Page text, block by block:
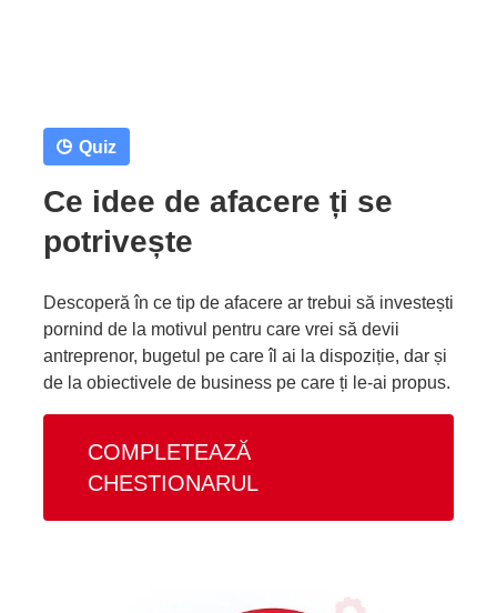
Quiz
Ce idee de afacere ți se
potrivește
Descoperă în ce tip de afacere ar trebui să investești
pornind de la motivul pentru care vrei să devii
antreprenor, bugetul pe care îl ai la dispoziție, dar și
de la obiectivele de business pe care ți le-ai propus.
COMPLETEAZĂ
CHESTIONARUL